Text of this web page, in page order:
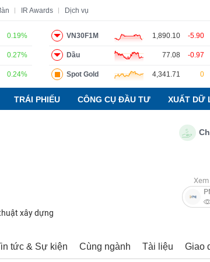
IR Awards Dịch vụ
0.19%
0.27%
0.24%
VN30F1M 1,890.10 -5.90
Dầu 77.08 -0.97
Spot Gold 4,341.71 0
TRÁI PHIẾU CÔNG CỤ ĐẦU TƯ XUẤT DỮ
Chỉ số
xây dựng
tức & Sự kiện Cùng ngành Tài liệu Giao
Báo cáo phân tích Thuật ngữ